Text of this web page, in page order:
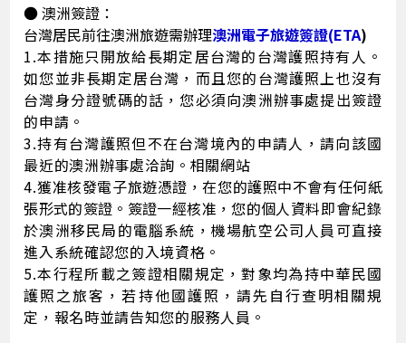
● 澳洲簽證：
台灣居民前往澳洲旅遊需辦理澳洲電子旅遊簽證(ETA)
1.本措施只開放給長期定居台灣的台灣護照持有人。
如您並非長期定居台灣，而且您的台灣護照上也沒有
台灣身分證號碼的話，您必須向澳洲辦事處提出簽證
的申請 。
3.持有台灣護照但不在台灣境內的申請人，請向該國
最近的澳洲辦事處洽詢。相關網站
4.獲准核發電子旅遊憑證，在您的護照中不會有任何紙
張形式的簽證。簽證一經核准，您的個人資料即會紀錄
於澳洲移民局的電腦系統，機場航空公司人員可直接
進入系統確認您的入境資格。
5.本行程所載之簽證相關規定，對象均為持中華民國
護照之旅客，若持他國護照，請先自行查明相關規
定，報名時並請告知您的服務人員。